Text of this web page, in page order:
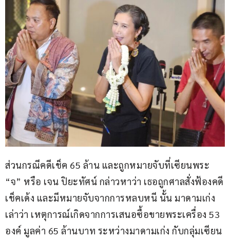
ส่วนกรณีคดีเช็ค 65 ล้าน และถูกหมายจับที่เซียนพระ
“จ” หรือ เจน ปิยะทัศน์ กล่าวหาว่า เธอถูกศาลสั่งฟ้องคดี
เช็คเด้ง และมีหมายจับจากการหลบหนี นั้น มาดามเก่ง
เล่าว่า เหตุการณ์เกิดจากการเสนอซื้อขายพระเครื่อง 53
องค์ มูลค่า 65 ล้านบาท ระหว่างมาดามเก่ง กับกลุ่มเซียน